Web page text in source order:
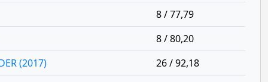
8 / 77,79
8 / 80,20
(2017)
26 / 92,18